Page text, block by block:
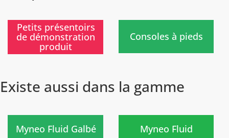
)
Petits présentoirs
de démonstration
produit
Consoles à pieds
Existe aussi dans la gamme
Myneo Fluid Galbé Myneo Fluid